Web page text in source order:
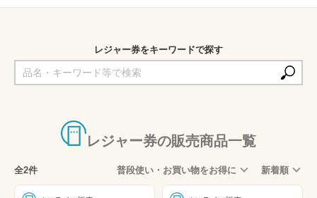
遊園地
動物園
ゴルフ場
レジャー券をキーワードで探す
レジャー券の販売商品一覧
全2件 普段使い・お買い物をお得に 新着順